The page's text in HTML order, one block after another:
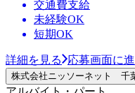
交通費支給
未経験OK
短期OK
詳細を見る 応募画面に
株式会社ニッソーネット 千